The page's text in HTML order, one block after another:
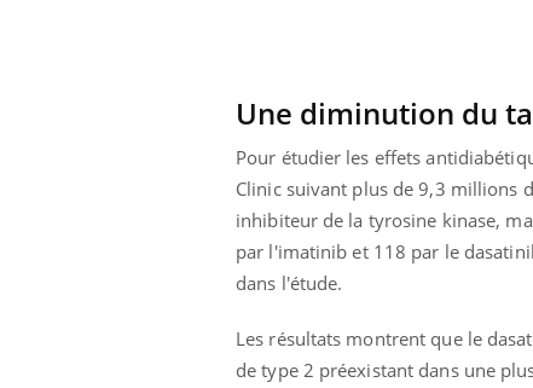
Une diminution du
Pour étudier les effets
Clinic suivant plus de 9,3 millions
inhibiteur de la tyrosine kinase,
par l'imatinib et 118 par le
dans l'étude.
Les résultats montrent que le
de type 2 préexistant dans une